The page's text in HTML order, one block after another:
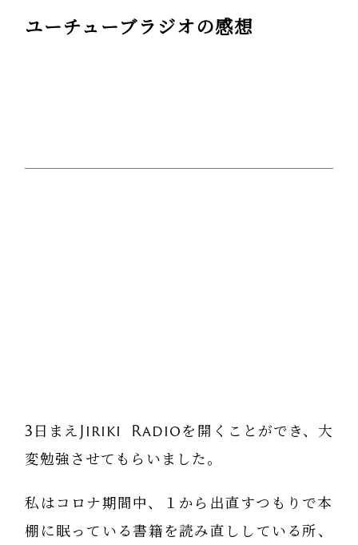
ユーチューブラジオの感想
3日まえJiriki Radioを開くことができ、大
変勉強させてもらいました。
私はコロナ期間中、１から出直すつもりで本
棚に眠っている書籍を読み直ししている所、